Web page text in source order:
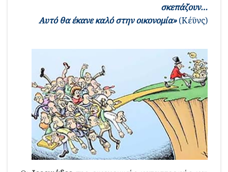
σκεπάζουν…
Αυτό θα έκανε καλό στην οικονομία»(Κέϋνς)